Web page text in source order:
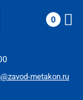
metakon.ru
0